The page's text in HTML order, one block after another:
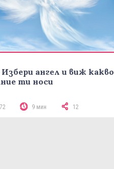
ангел и виж какво
ти носи
9 мин 12